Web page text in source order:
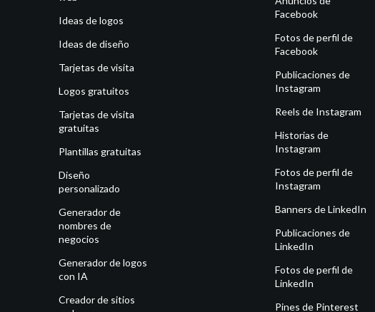
Ideas de logos
Ideas de diseño
Tarjetas de visita
Logos gratuitos
Tarjetas de visita
gratuitas
Plantillas gratuitas
Diseño
personalizado
Generador de
nombres de
negocios
Generador de logos
con IA
Creador de sitios
Facebook
Fotos de perfil de
Facebook
Publicaciones de
Instagram
Reels de Instagram
Historias de
Instagram
Fotos de perfil de
Instagram
Banners de LinkedIn
Publicaciones de
LinkedIn
Fotos de perfil de
LinkedIn
Pines de Pinterest